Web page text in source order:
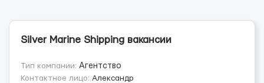
Silver Marine Shipping вакансии
Тип компании: Агентство
Контактное лицо: Александр